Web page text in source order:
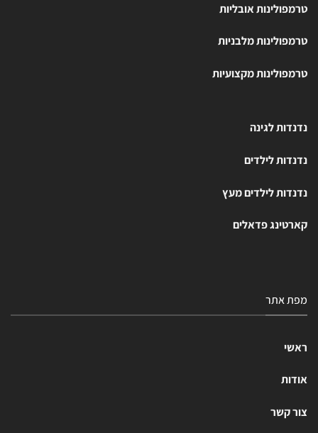
טרמפולינות אובליות
טרמפולינות מלבניות
טרמפולינות מקצועיות
נדנדות לגינה
נדנדות לילדים
נדנדות לילדים מעץ
קארטינג פדאלים
מפת אתר
ראשי
אודות
צור קשר